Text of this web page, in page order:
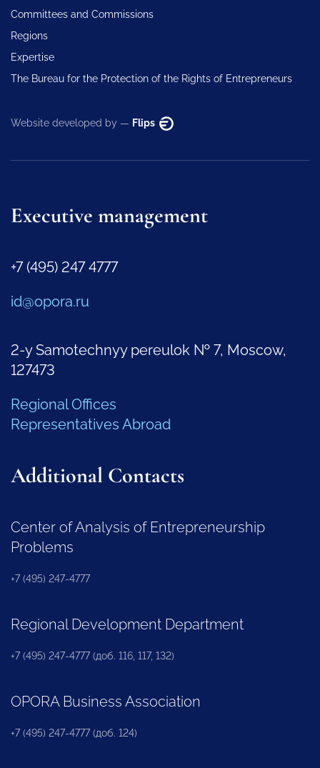
Committees and Commissions
Regions
Expertise
The Bureau for the Protection of the Rights of Entrepreneurs
Website developed by — Flips
Executive management
+7 (495) 247 4777
id@opora.ru
2-y Samotechnyy pereulok № 7, Moscow,
127473
Regional Offices
Representatives Abroad
Additional Contacts
Center of Analysis of Entrepreneurship
Problems
+7 (495) 247-4777
Regional Development Department
+7 (495) 247-4777 (доб. 116, 117, 132)
OPORA Business Association
+7 (495) 247-4777 (доб. 124)